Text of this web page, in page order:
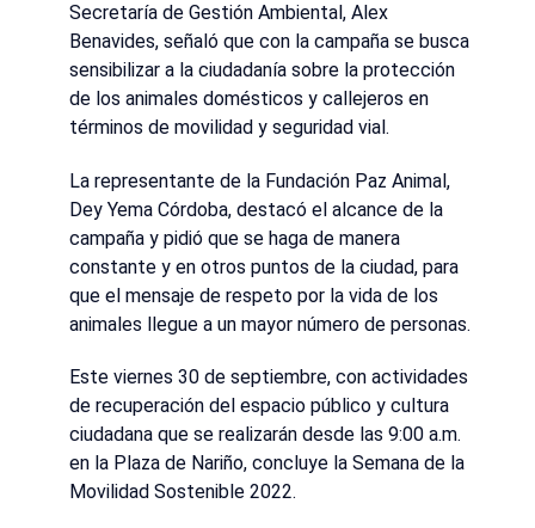
Secretaría de Gestión Ambiental, Alex
Benavides, señaló que con la campaña se busca
sensibilizar a la ciudadanía sobre la protección
de los animales domésticos y callejeros en
términos de movilidad y seguridad vial.
La representante de la Fundación Paz Animal,
Dey Yema Córdoba, destacó el alcance de la
campaña y pidió que se haga de manera
constante y en otros puntos de la ciudad, para
que el mensaje de respeto por la vida de los
animales llegue a un mayor número de personas.
Este viernes 30 de septiembre, con actividades
de recuperación del espacio público y cultura
ciudadana que se realizarán desde las 9:00 a.m.
en la Plaza de Nariño, concluye la Semana de la
Movilidad Sostenible 2022.